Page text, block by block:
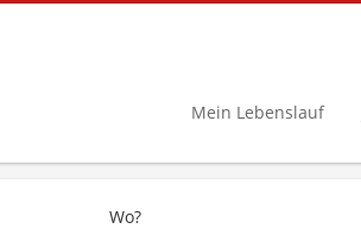
Mein Lebenslauf
Wo?